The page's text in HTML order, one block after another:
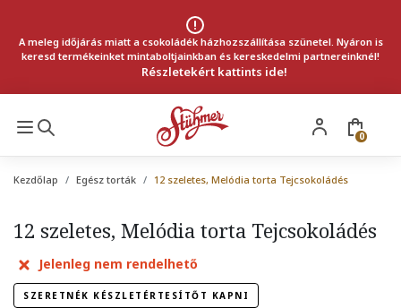
A meleg időjárás miatt a csokoládék házhozszállítása szünetel. Nyáron is
keresd termékeinket mintaboltjainkban és kereskedelmi partnereinknél!
Részletekért kattints ide!
0
Kezdőlap Egész torták 12 szeletes, Melódia torta Tejcsokoládés
12 szeletes, Melódia torta Tejcsokoládés
Jelenleg nem rendelhető
SZERETNÉK KÉSZLETÉRTESÍTŐT KAPNI